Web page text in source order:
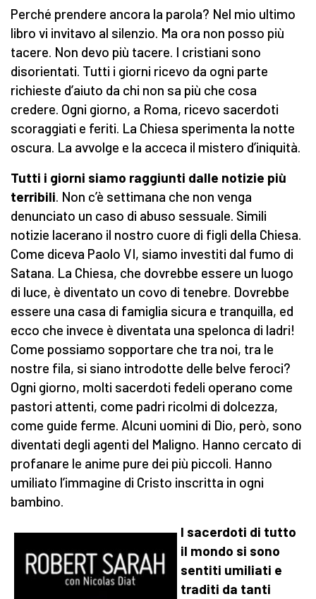
Perché prendere ancora la parola? Nel mio ultimo
libro vi invitavo al silenzio. Ma ora non posso più
tacere. Non devo più tacere. I cristiani sono
disorientati. Tutti i giorni ricevo da ogni parte
richieste d’aiuto da chi non sa più che cosa
credere. Ogni giorno, a Roma, ricevo sacerdoti
scoraggiati e feriti. La Chiesa sperimenta la notte
oscura. La avvolge e la acceca il mistero d’iniquità.
Tutti i giorni siamo raggiunti dalle notizie più
terribili. Non c’è settimana che non venga
denunciato un caso di abuso sessuale. Simili
notizie lacerano il nostro cuore di figli della Chiesa.
Come diceva Paolo VI, siamo investiti dal fumo di
Satana. La Chiesa, che dovrebbe essere un luogo
di luce, è diventato un covo di tenebre. Dovrebbe
essere una casa di famiglia sicura e tranquilla, ed
ecco che invece è diventata una spelonca di ladri!
Come possiamo sopportare che tra noi, tra le
nostre fila, si siano introdotte delle belve feroci?
Ogni giorno, molti sacerdoti fedeli operano come
pastori attenti, come padri ricolmi di dolcezza,
come guide ferme. Alcuni uomini di Dio, però, sono
diventati degli agenti del Maligno. Hanno cercato di
profanare le anime pure dei più piccoli. Hanno
umiliato l’immagine di Cristo inscritta in ogni
bambino.
I sacerdoti di tutto
il mondo si sono
sentiti umiliati e
traditi da tanti